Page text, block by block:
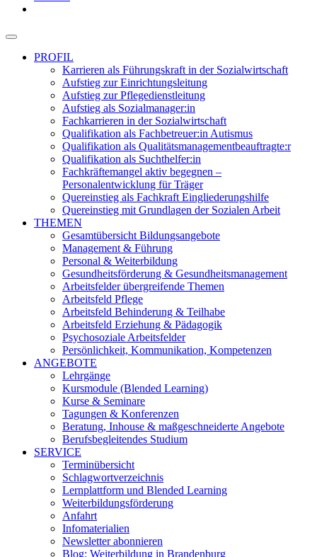
PROFIL
Karrieren als Führungskraft in der Sozialwirtschaft
Aufstieg zur Einrichtungsleitung
Aufstieg zur Pflegedienstleitung
Aufstieg als Sozialmanager:in
Fachkarrieren in der Sozialwirtschaft
Qualifikation als Fachbetreuer:in Autismus
Qualifikation als Qualitätsmanagementbeauftragte:r
Qualifikation als Suchthelfer:in
Fachkräftemangel aktiv begegnen –
Personalentwicklung für Träger
Quereinstieg als Fachkraft Eingliederungshilfe
Quereinstieg mit Grundlagen der Sozialen Arbeit
THEMEN
Gesamtübersicht Bildungsangebote
Management & Führung
Personal & Weiterbildung
Gesundheitsförderung & Gesundheitsmanagement
Arbeitsfelder übergreifende Themen
Arbeitsfeld Pflege
Arbeitsfeld Behinderung & Teilhabe
Arbeitsfeld Erziehung & Pädagogik
Psychosoziale Arbeitsfelder
Persönlichkeit, Kommunikation, Kompetenzen
ANGEBOTE
Lehrgänge
Kursmodule (Blended Learning)
Kurse & Seminare
Tagungen & Konferenzen
Beratung, Inhouse & maßgeschneiderte Angebote
Berufsbegleitendes Studium
SERVICE
Terminübersicht
Schlagwortverzeichnis
Lernplattform und Blended Learning
Weiterbildungsförderung
Anfahrt
Infomaterialien
Newsletter abonnieren
Blog: Weiterbildung in Brandenburg